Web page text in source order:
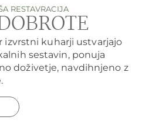
RESTAVRACIJA
izvrstni kuharji ustvarjajo
sestavin, ponuja
doživetje, navdihnjeno z